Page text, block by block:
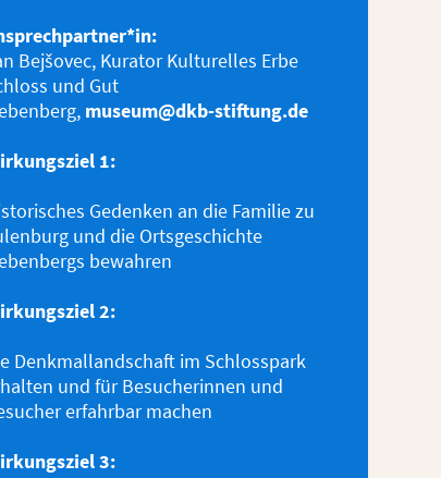
Bejšovec, Kurator Kulturelles Erbe
und Gut
museum@dkb-stiftung.de
1:
Gedenken an die Familie zu
und die Ortsgeschichte
bewahren
2:
Denkmallandschaft im Schlosspark
und für Besucherinnen und
erfahrbar machen
3: